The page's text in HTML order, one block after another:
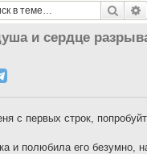
Поиск
и сердце
с первых строк,
и полюбила его